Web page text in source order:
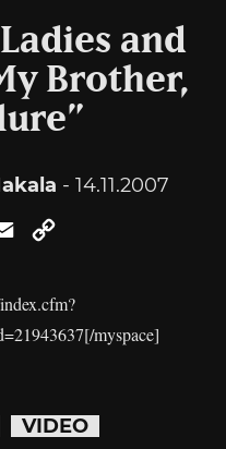
and
Brother,
- 14.11.2007
Email
myspace]
VIDEO